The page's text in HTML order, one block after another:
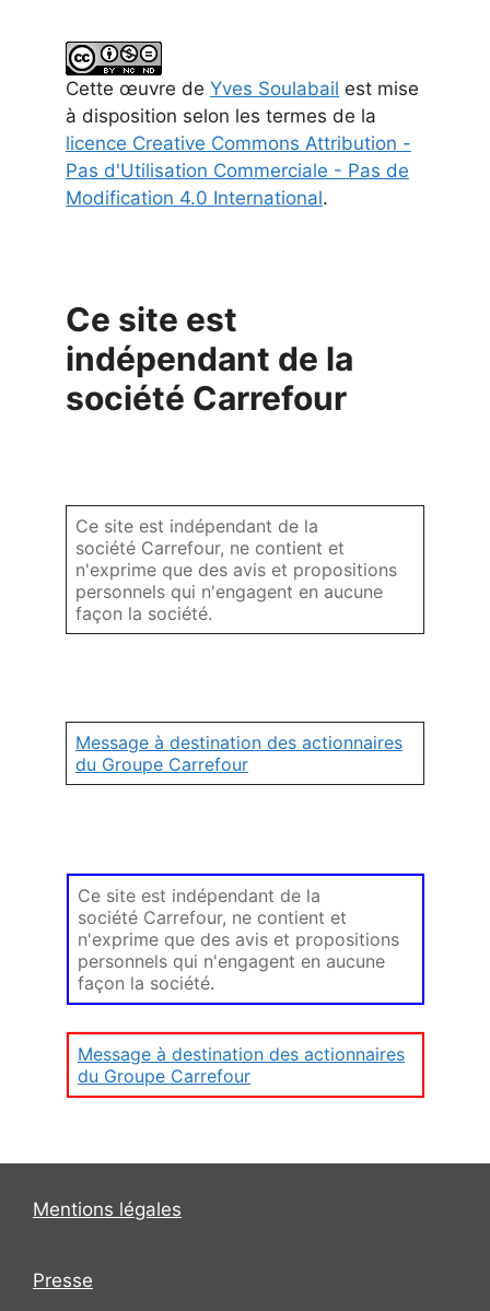
Cette œuvre de Yves Soulabail est mise
à disposition selon les termes de la
licence Creative Commons Attribution -
Pas d'Utilisation Commerciale - Pas de
Modification 4.0 International.
Ce site est
indépendant de la
société Carrefour
Ce site est indépendant de la
société Carrefour, ne contient et
n'exprime que des avis et propositions
personnels qui n'engagent en aucune
façon la société.
Message à destination des actionnaires
du Groupe Carrefour
Ce site est indépendant de la
société Carrefour, ne contient et
n'exprime que des avis et propositions
personnels qui n'engagent en aucune
façon la société.
Message à destination des actionnaires
du Groupe Carrefour
Mentions légales
Presse